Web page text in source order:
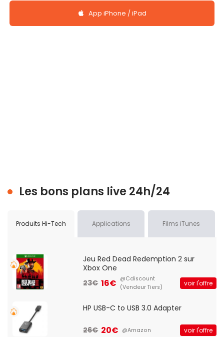
App iPhone / iPad
Les bons plans live 24h/24
Produits Hi-Tech Applications Films iTunes
Jeu Red Dead Redemption 2 sur
Xbox One
23€ 16€ @Cdiscount
(Vendeur Tiers)
voir l'offre
HP USB-C to USB 3.0 Adapter
26€ 20€ @Amazon voir l'offre